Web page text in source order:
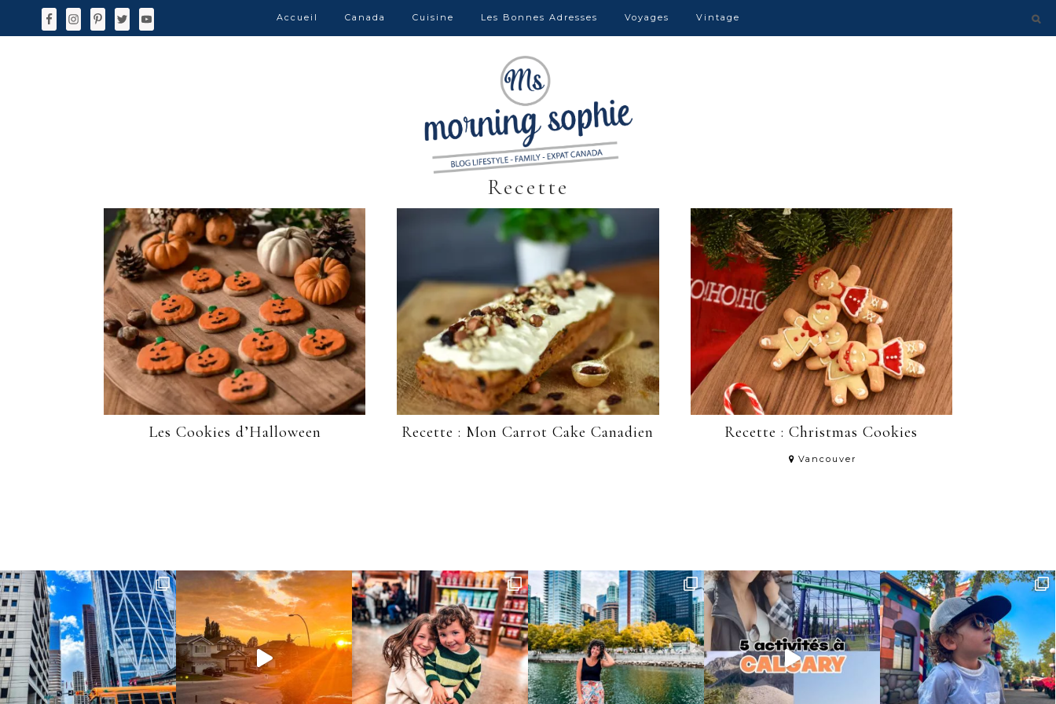
Accueil Canada Cuisine Les Bonnes Adresses Voyages Vintage
Recette
Les Cookies d’Halloween Recette : Mon Carrot Cake Canadien Recette : Christmas Cookies
Vancouver